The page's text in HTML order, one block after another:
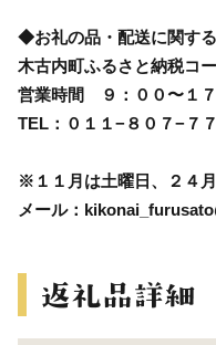
◆お礼の品・配送に関す
木古内町ふるさと納税コ
営業時間 ９：００〜１７
TEL：０１１−８０７−７
※１１月は土曜日、２４
メール：